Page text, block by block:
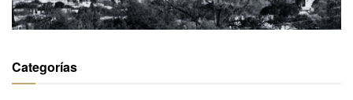
Categorías